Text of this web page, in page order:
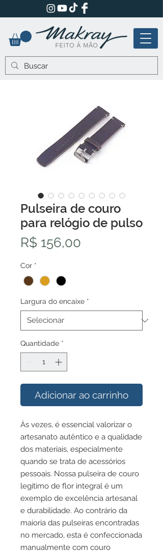
Pulseira de couro
para relógio de pulso
R$ 156,00
Cor *
Largura do encaixe *
Quantidade *
Adicionar ao carrinho
Às vezes, é essencial valorizar o
artesanato autêntico e a qualidade
dos materiais, especialmente
quando se trata de acessórios
pessoais. Nossa pulseira de couro
legítimo de flor integral é um
exemplo de excelência artesanal
e durabilidade. Ao contrário da
maioria das pulseiras encontradas
no mercado, esta é confeccionada
manualmente com couro